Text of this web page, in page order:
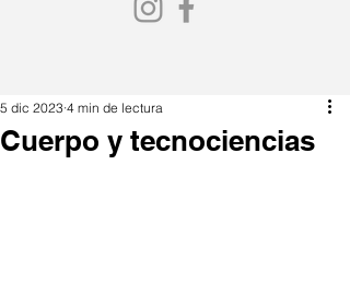
Cuerpo y tecnociencias
5 dic 2023 4 min de lectura